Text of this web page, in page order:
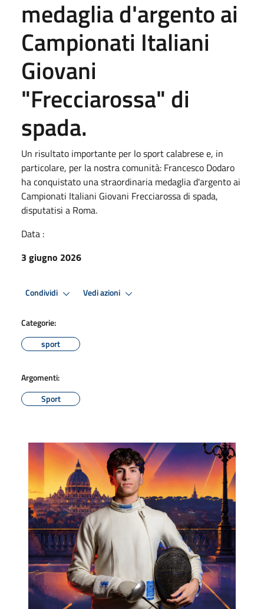
medaglia d'argento ai
Campionati Italiani
Giovani
"Frecciarossa" di
spada.
Un risultato importante per lo sport calabrese e, in
particolare, per la nostra comunità: Francesco Dodaro
ha conquistato una straordinaria medaglia d'argento ai
Campionati Italiani Giovani Frecciarossa di spada,
disputatisi a Roma.
Data :
3 giugno 2026
Condividi Vedi azioni
Categorie:
sport
Argomenti:
Sport